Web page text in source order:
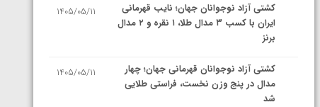
کشتی آزاد نوجوانان جهان؛ نایب قهرمانی
ایران با کسب ۳ مدال طلا، ۱ نقره و ۲ مدال
برنز
1405/05/11
کشتی آزاد نوجوانان قهرمانی جهان؛ چهار
مدال در پنج وزن نخست، فراستی طلایی
شد
1405/05/11